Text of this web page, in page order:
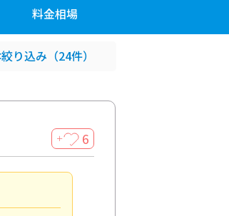
料金相場
絞り込み （24件）
＋ 6